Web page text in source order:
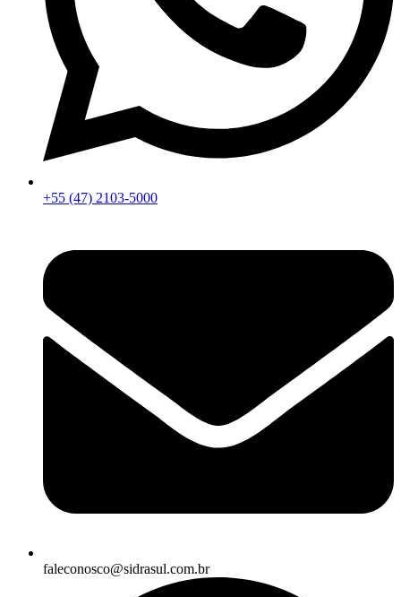
+55 (47) 2103-5000
faleconosco@sidrasul.com.br